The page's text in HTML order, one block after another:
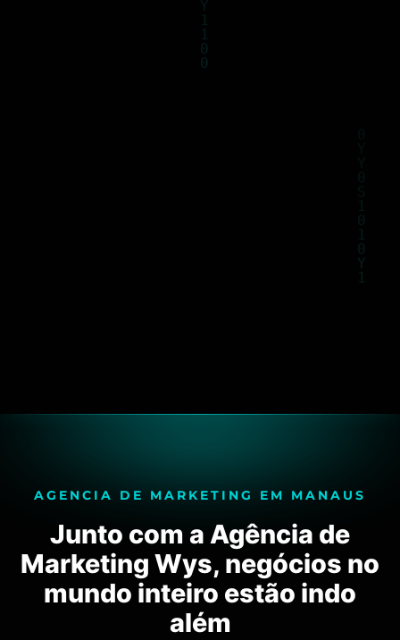
AGENCIA DE MARKETING EM MANAUS
Junto com a Agência de
Marketing Wys, negócios no
mundo inteiro estão indo
além